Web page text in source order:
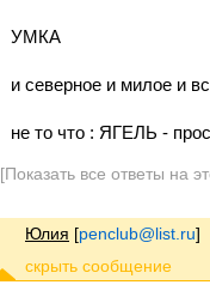
УМКА
и северное и милое и
не то что : ЯГЕЛЬ -
[Показать все ответы на
Юлия [penclub@list.ru]